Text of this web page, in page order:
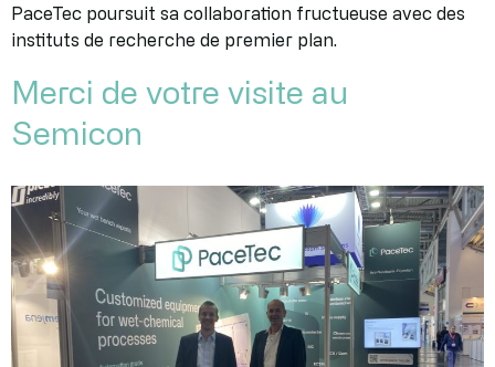
PaceTec poursuit sa collaboration fructueuse avec des
instituts de recherche de premier plan.
Merci de votre visite au
Semicon